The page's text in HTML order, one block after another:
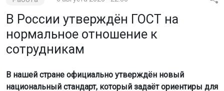
В России утверждён ГОСТ на
нормальное отношение к
сотрудникам
В нашей стране официально утверждён новый
национальный стандарт, который задаёт ориентиры для